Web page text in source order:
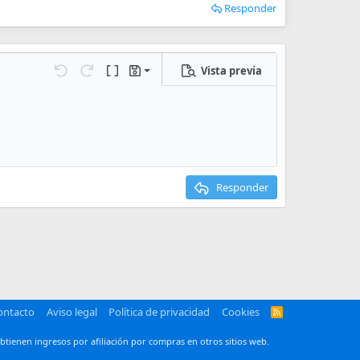
Responder
DeshacerRehacerCambiar a código BB
Borradores
Guardar borrador
Vista previa
Responder
Aviso legal Política de privacidad Cookies
R
ingresos por afiliación por compras en otros sitios web.